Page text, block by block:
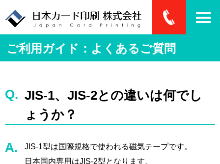
ご利用ガイド：よくあるご質問
JIS-1、JIS-2との違いは何でし
ょうか？
JIS-1型は国際規格で使われる磁気テープです。
日本国内専用はJIS-2型となります。